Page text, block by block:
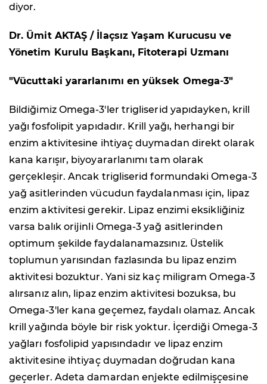
diyor.
Dr. Ümit AKTAŞ / İlaçsız Yaşam Kurucusu ve
Yönetim Kurulu Başkanı, Fitoterapi Uzmanı
"Vücuttaki yararlanımı en yüksek Omega-3"
Bildiğimiz Omega-3'ler trigliserid yapıdayken, krill
yağı fosfolipit yapıdadır. Krill yağı, herhangi bir
enzim aktivitesine ihtiyaç duymadan direkt olarak
kana karışır, biyoyararlanımı tam olarak
gerçekleşir. Ancak trigliserid formundaki Omega-3
yağ asitlerinden vücudun faydalanması için, lipaz
enzim aktivitesi gerekir. Lipaz enzimi eksikliğiniz
varsa balık orijinli Omega-3 yağ asitlerinden
optimum şekilde faydalanamazsınız. Üstelik
toplumun yarısından fazlasında bu lipaz enzim
aktivitesi bozuktur. Yani siz kaç miligram Omega-3
alırsanız alın, lipaz enzim aktivitesi bozuksa, bu
Omega-3'ler kana geçemez, faydalı olamaz. Ancak
krill yağında böyle bir risk yoktur. İçerdiği Omega-3
yağları fosfolipid yapısındadır ve lipaz enzim
aktivitesine ihtiyaç duymadan doğrudan kana
geçerler. Adeta damardan enjekte edilmişçesine